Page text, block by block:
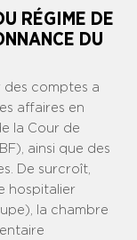
RÉGIME DE
DU
des comptes a
affaires en
la Cour de
ainsi que des
De surcroît,
hospitalier
la chambre